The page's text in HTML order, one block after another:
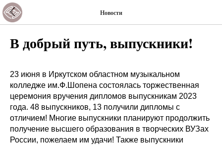
Новости
В добрый путь, выпускники!
23 июня в Иркутском областном музыкальном
колледже им.Ф.Шопена состоялась торжественная
церемония вручения дипломов выпускникам 2023
года. 48 выпускников, 13 получили дипломы с
отличием! Многие выпускники планируют продолжить
получение высшего образования в творческих ВУЗах
России, пожелаем им удачи! Также выпускники